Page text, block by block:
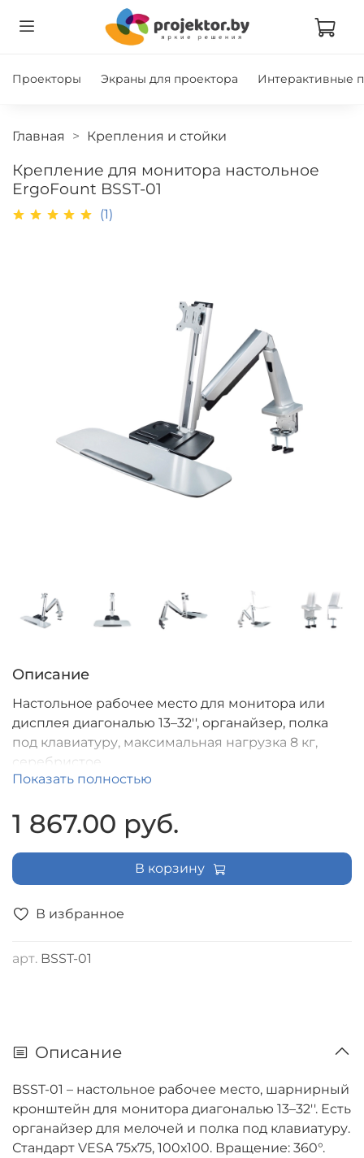
Проекторы Экраны для проектора Интерактивные
Главная Крепления и стойки
Крепление для монитора настольное
ErgoFount BSST-01
(1)
В избранное
арт. BSST-01
Описание
Настольное рабочее место для монитора или
дисплея диагональю 13–32'', органайзер, полка
под клавиатуру, максимальная нагрузка 8 кг,
серебристое
Показать полностью
1 867.00 руб.
В корзину
Описание
BSST-01 – настольное рабочее место, шарнирный
кронштейн для монитора диагональю 13–32''. Есть
органайзер для мелочей и полка под клавиатуру.
Стандарт VESA 75х75, 100х100. Вращение: 360°.